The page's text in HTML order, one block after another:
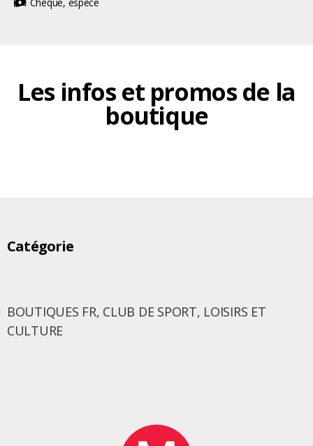
Les infos et promos de la
boutique
Catégorie
BOUTIQUES FR, CLUB DE SPORT, LOISIRS ET
CULTURE